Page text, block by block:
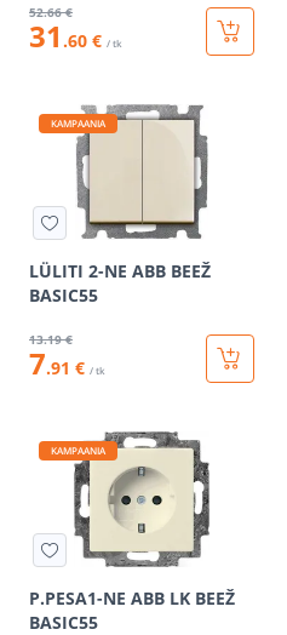
52.66 €
31 .60 € / tk
KAMPAANIA
LÜLITI 2-NE ABB BEEŽ
BASIC55
13.19 €
7.91 € / tk
KAMPAANIA
P.PESA1-NE ABB LK BEEŽ
BASIC55